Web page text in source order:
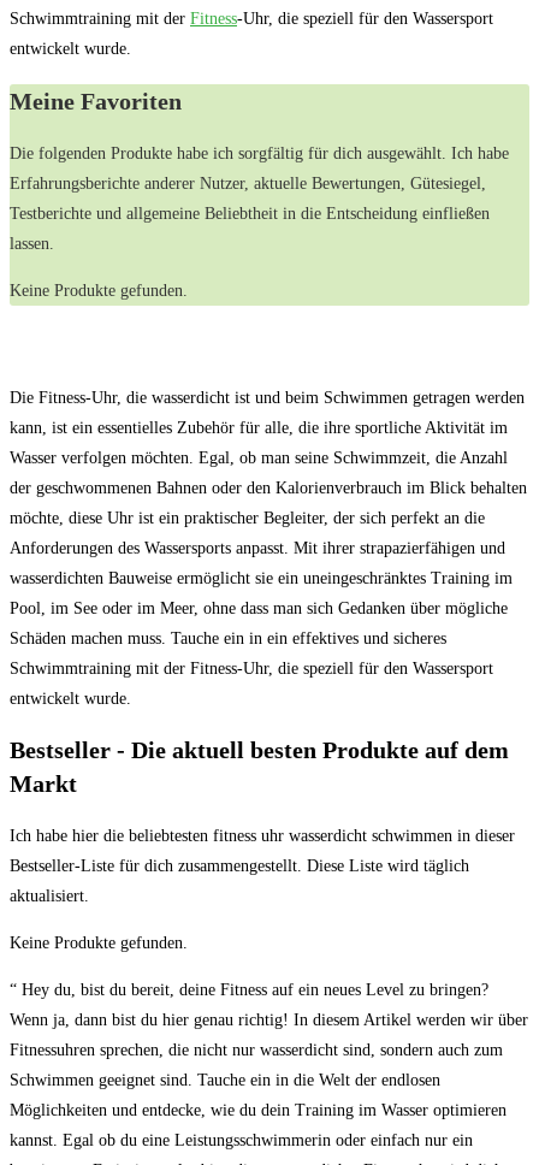
Schwimmtraining mit der Fitness-Uhr, die speziell für den Wassersport
entwickelt wurde.
Meine ‌Favoriten
Die ⁢folgenden Produkte habe ⁢ich sorgfältig für dich ⁣ausgewählt. Ich habe
Erfahrungsberichte ‌anderer Nutzer,⁣ aktuelle Bewertungen, ​Gütesiegel,​
Testberichte und allgemeine Beliebtheit⁣ in die Entscheidung einfließen
lassen.
Keine Produkte gefunden.
Die Fitness-Uhr, die wasserdicht ist und beim Schwimmen getragen werden
kann, ist ein essentielles Zubehör für alle, die ihre sportliche Aktivität im
Wasser verfolgen möchten. Egal, ob man seine Schwimmzeit, die Anzahl
der geschwommenen Bahnen oder den Kalorienverbrauch im Blick behalten
möchte, diese Uhr ist ein praktischer Begleiter, der sich perfekt an die
Anforderungen des Wassersports anpasst. Mit ihrer strapazierfähigen und
wasserdichten Bauweise ermöglicht sie ein uneingeschränktes Training im
Pool, im See oder im Meer, ohne dass man sich Gedanken über mögliche
Schäden machen muss. Tauche ein in ein effektives und sicheres
Schwimmtraining mit der Fitness-Uhr, die speziell für den Wassersport
entwickelt wurde.
Bestseller -⁤ Die aktuell besten⁣ Produkte auf dem
Markt
Ich habe hier die beliebtesten fitness uhr wasserdicht schwimmen‍ in‍ dieser
Bestseller-Liste‌ für dich zusammengestellt. Diese Liste wird täglich
aktualisiert.⁢
Keine Produkte gefunden.
“ Hey du, bist du bereit, deine Fitness auf ein‌ neues Level zu ⁢bringen?⁣
Wenn ja, dann bist du hier genau richtig! In​ diesem Artikel⁣ werden wir über
Fitnessuhren ​sprechen, die nicht‍ nur⁢ wasserdicht sind, sondern ‍auch zum
Schwimmen‍ geeignet ‍sind.‍ Tauche ​ein ‍in die Welt der endlosen
Möglichkeiten und⁣ entdecke, wie du ​dein Training im⁣ Wasser⁣ optimieren
kannst. Egal ob du eine Leistungsschwimmerin ⁤oder ⁢einfach nur ein